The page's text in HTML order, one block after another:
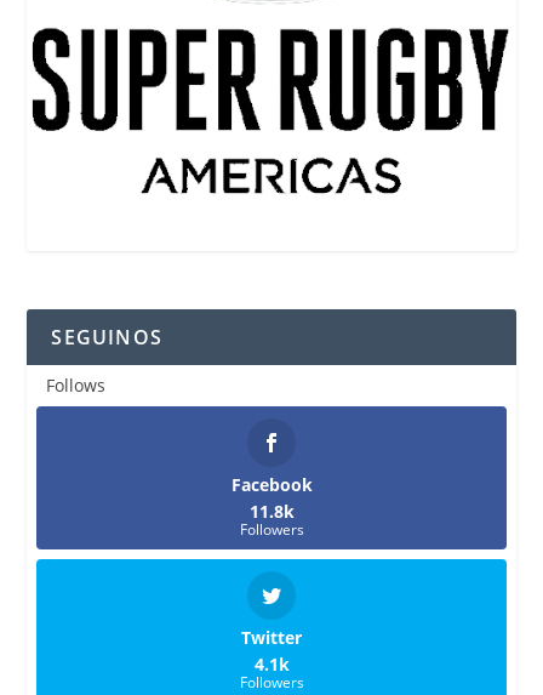
SEGUINOS
Follows
Facebook
11.8k
Followers
Twitter
4.1k
Followers